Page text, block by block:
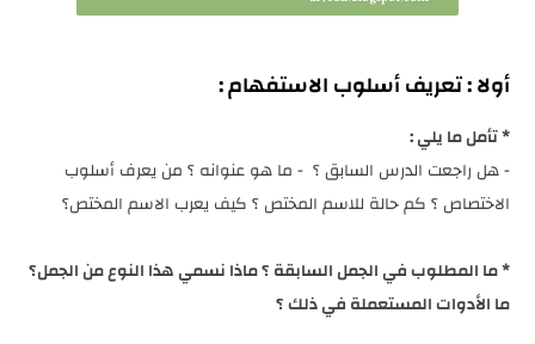
أولا : تعريف أسلوب الاستفهام :
* تأمل ما يلي :
- هل راجعت الدرس السابق ؟ - ما هو عنوانه ؟ من يعرف أسلوب
الاختصاص ؟ كم حالة للاسم المختص ؟ كيف يعرب الاسم المختص؟
* ما المطلوب في الجمل السابقة ؟ ماذا نسمي هذا النوع من الجمل؟
ما الأدوات المستعملة في ذلك ؟